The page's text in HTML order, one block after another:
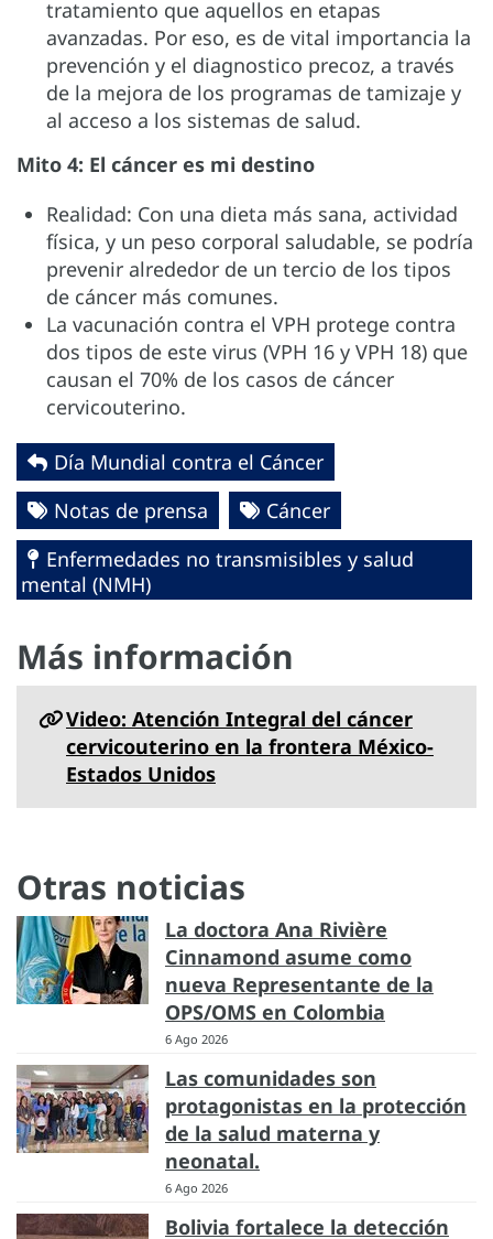
tratamiento que aquellos en etapas
avanzadas. Por eso, es de vital importancia la
prevención y el diagnostico precoz, a través
de la mejora de los programas de tamizaje y
al acceso a los sistemas de salud.
Mito 4: El cáncer es mi destino
Realidad: Con una dieta más sana, actividad
física, y un peso corporal saludable, se podría
prevenir alrededor de un tercio de los tipos
de cáncer más comunes.
La vacunación contra el VPH protege contra
dos tipos de este virus (VPH 16 y VPH 18) que
causan el 70% de los casos de cáncer
cervicouterino.
Día Mundial contra el Cáncer
Notas de prensa
Cáncer
Enfermedades no transmisibles y salud
mental (NMH)
Más información
Video: Atención Integral del cáncer
cervicouterino en la frontera México-
Estados Unidos
Otras noticias
La doctora Ana Rivière
Cinnamond asume como
nueva Representante de la
OPS/OMS en Colombia
6 Ago 2026
Las comunidades son
protagonistas en la protección
de la salud materna y
neonatal.
6 Ago 2026
Bolivia fortalece la detección